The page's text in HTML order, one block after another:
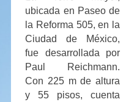
ubicada en Paseo de
la Reforma 505, en la
Ciudad de México,
fue desarrollada por
Paul Reichmann.
Con 225 m de altura
y 55 pisos, cuenta